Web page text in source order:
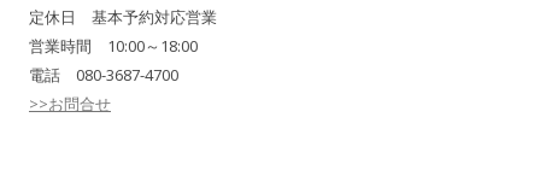
定休日 基本予約対応営業
営業時間 10:00～18:00
電話 080-3687-4700
>>お問合せ